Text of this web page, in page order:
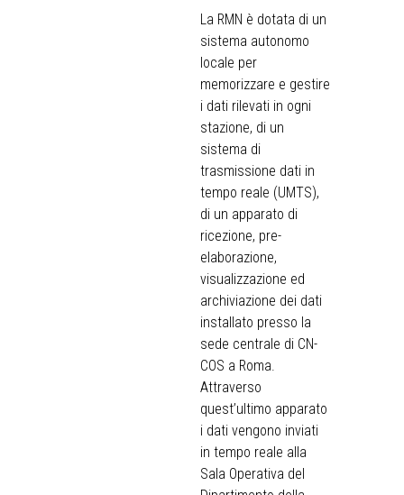
La RMN è dotata di un
sistema autonomo
locale per
memorizzare e gestire
i dati rilevati in ogni
stazione, di un
sistema di
trasmissione dati in
tempo reale (UMTS),
di un apparato di
ricezione, pre-
elaborazione,
visualizzazione ed
archiviazione dei dati
installato presso la
sede centrale di CN-
COS a Roma.
Attraverso
quest’ultimo apparato
i dati vengono inviati
in tempo reale alla
Sala Operativa del